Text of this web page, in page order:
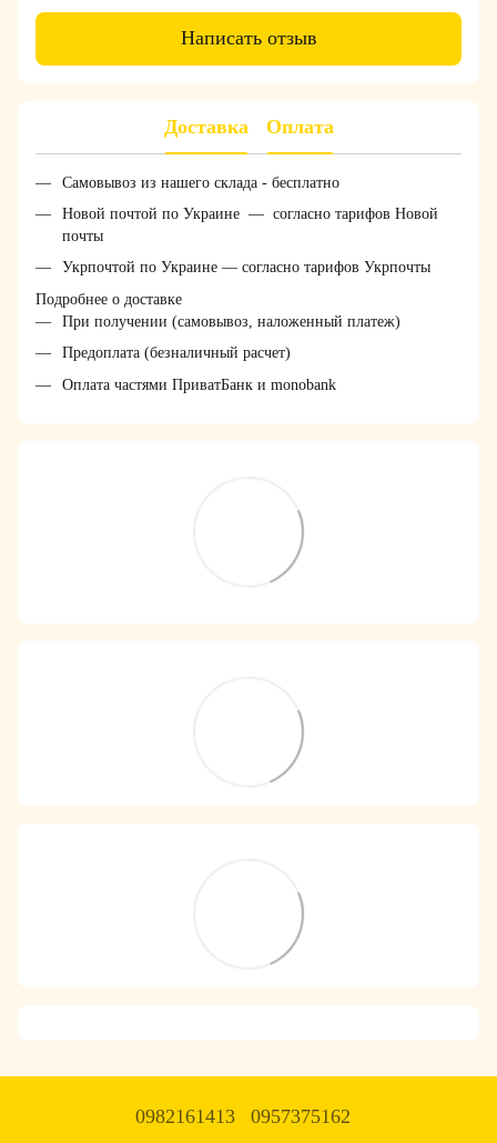
Написать отзыв
Доставка Оплата
Самовывоз из нашего склада - бесплатно
Новой почтой по Украине — согласно тарифов Новой
почты
Укрпочтой по Украине — согласно тарифов Укрпочты
Подробнее о доставке
При получении (самовывоз, наложенный платеж)
Предоплата (безналичный расчет)
Оплата частями ПриватБанк и monobank
0982161413 0957375162